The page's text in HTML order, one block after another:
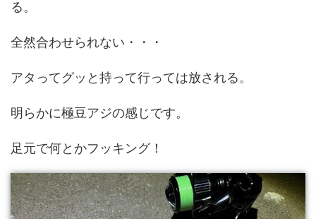
る。
全然合わせられない・・・
アタってグッと持って行っては放される。
明らかに極豆アジの感じです。
足元で何とかフッキング！